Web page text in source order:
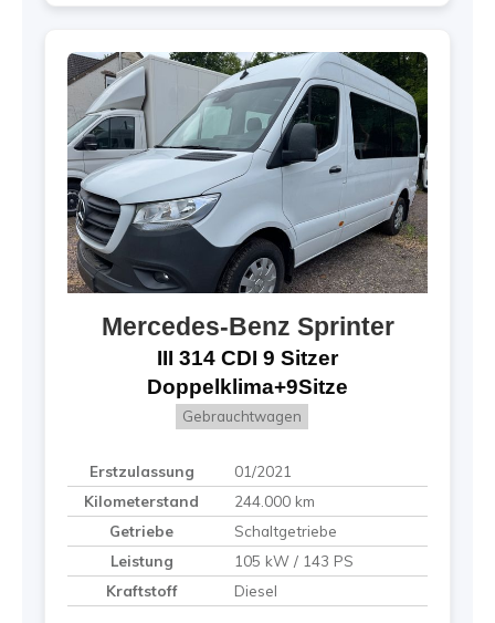
Mercedes-Benz Sprinter
III 314 CDI 9 Sitzer
Doppelklima+9Sitze
Gebrauchtwagen
Erstzulassung
01/2021
Kilometerstand
244.000 km
Getriebe
Schaltgetriebe
Leistung
105 kW / 143 PS
Kraftstoff
Diesel